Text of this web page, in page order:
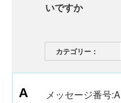
いですか
カテゴリー：
メッセージ番号